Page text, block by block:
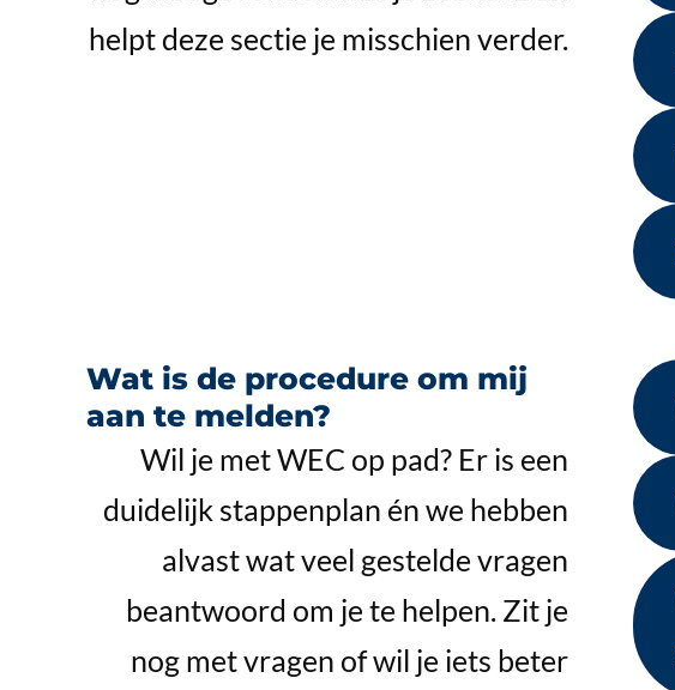
helpt deze sectie je misschien verder.
Wat is de procedure om mij
aan te melden?
Wil je met WEC op pad? Er is een
duidelijk stappenplan én we hebben
alvast wat veel gestelde vragen
beantwoord om je te helpen. Zit je
nog met vragen of wil je iets beter